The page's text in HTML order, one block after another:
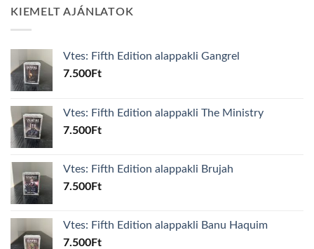
KIEMELT AJÁNLATOK
Vtes: Fifth Edition alappakli Gangrel
7.500Ft
Vtes: Fifth Edition alappakli The Ministry
7.500Ft
Vtes: Fifth Edition alappakli Brujah
7.500Ft
Vtes: Fifth Edition alappakli Banu Haquim
7.500Ft